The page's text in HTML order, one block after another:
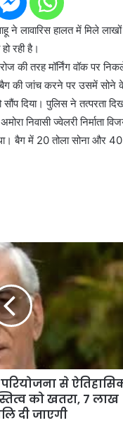
ने लावारिस हालत में मिले
रही है।
की तरह मॉर्निंग वॉक पर
बैग की जांच करने पर उसमें
सौंप दिया। पुलिस ने तत्परता
निवासी ज्वेलरी
बैग में 20 तोला सोना और
से
को खतरा, 7 लाख
दी जाएगी